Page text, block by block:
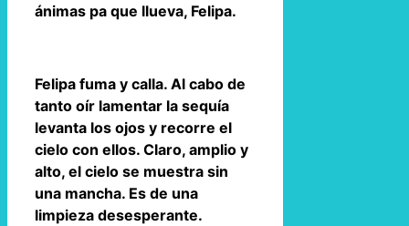
ánimas pa que llueva, Felipa.
Felipa fuma y calla. Al cabo de
tanto oír lamentar la sequía
levanta los ojos y recorre el
cielo con ellos. Claro, amplio y
alto, el cielo se muestra sin
una mancha. Es de una
limpieza desesperante.